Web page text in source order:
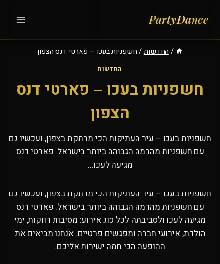
/ החדשות / חשפניות בעכו – פארטי דנס הצפון
החדשות
חשפניות בעכו – פארטי דנס
הצפון
חשפניות בעכו – עיר העתיקות הכי מרתקת בצפון, ועכשיו גם
עם חשפניות מהרמה הגבוהה ביותר בישראל. פארטי דנס
מגיעה לעכו…
חשפניות בעכו – עיר העתיקות הכי מרתקת בצפון, ועכשיו גם
עם חשפניות מהרמה הגבוהה ביותר בישראל. פארטי דנס
מגיעה לעכו ולסביבתה לכל סוג אירוע: מסיבות רווקות, ימי
הולדת, אירועי חברה ומפגשים פרטיים. אנחנו מביאים את
ההופעה הכי חמה ישירות אליכם.